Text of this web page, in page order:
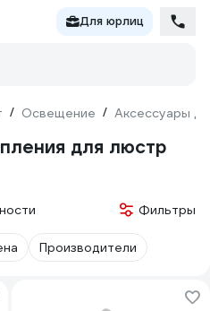
Для юрлиц
/ Освещение / Аксессуары
для люстр
Фильтры
Производители